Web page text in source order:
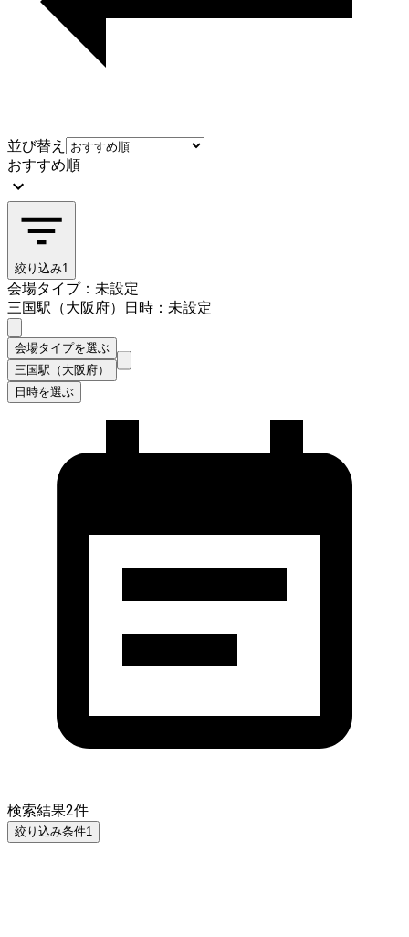
並び替え
おすすめ順
絞り込み1
会場タイプ：未設定
三国駅（大阪府）
日時：未設定
会場タイプを選ぶ
三国駅（大阪府）
日時を選ぶ
検索結果2件
絞り込み条件1